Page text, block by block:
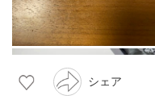
シェア